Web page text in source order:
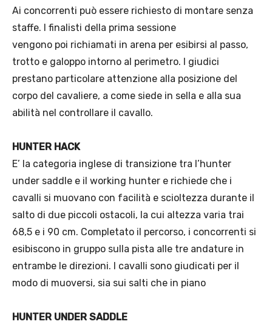
Ai concorrenti può essere richiesto di montare senza
staffe. I finalisti della prima sessione
vengono poi richiamati in arena per esibirsi al passo,
trotto e galoppo intorno al perimetro. I giudici
prestano particolare attenzione alla posizione del
corpo del cavaliere, a come siede in sella e alla sua
abilità nel controllare il cavallo.
HUNTER HACK
E’ la categoria inglese di transizione tra l’hunter
under saddle e il working hunter e richiede che i
cavalli si muovano con facilità e scioltezza durante il
salto di due piccoli ostacoli, la cui altezza varia trai
68,5 e i 90 cm. Completato il percorso, i concorrenti si
esibiscono in gruppo sulla pista alle tre andature in
entrambe le direzioni. I cavalli sono giudicati per il
modo di muoversi, sia sui salti che in piano
HUNTER UNDER SADDLE